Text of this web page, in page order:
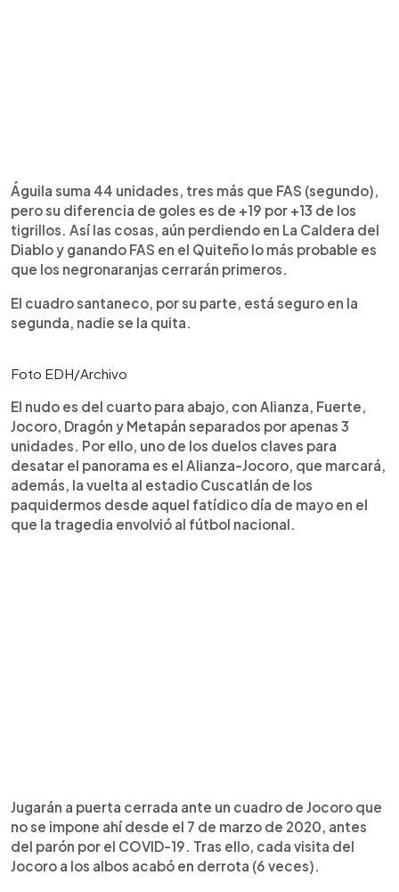
Águila suma 44 unidades, tres más que FAS (segundo),
pero su diferencia de goles es de +19 por +13 de los
tigrillos. Así las cosas, aún perdiendo en La Caldera del
Diablo y ganando FAS en el Quiteño lo más probable es
que los negronaranjas cerrarán primeros.
El cuadro santaneco, por su parte, está seguro en la
segunda, nadie se la quita.
Foto EDH/Archivo
El nudo es del cuarto para abajo, con Alianza, Fuerte,
Jocoro, Dragón y Metapán separados por apenas 3
unidades. Por ello, uno de los duelos claves para
desatar el panorama es el Alianza-Jocoro, que marcará,
además, la vuelta al estadio Cuscatlán de los
paquidermos desde aquel fatídico día de mayo en el
que la tragedia envolvió al fútbol nacional.
Jugarán a puerta cerrada ante un cuadro de Jocoro que
no se impone ahí desde el 7 de marzo de 2020, antes
del parón por el COVID-19. Tras ello, cada visita del
Jocoro a los albos acabó en derrota (6 veces).